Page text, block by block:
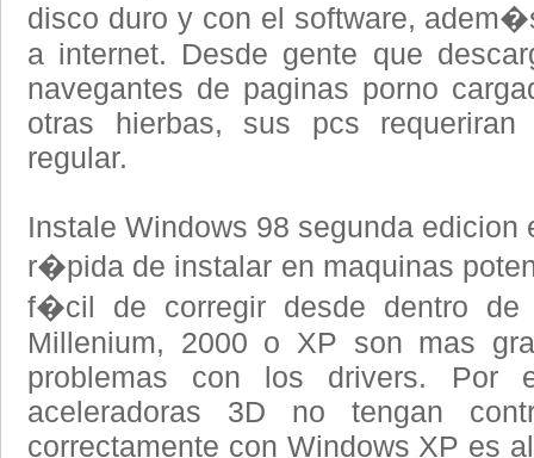
disco duro y con el software,
a internet. Desde gente que
navegantes de paginas porno
otras hierbas, sus pcs requeriran
regular.
Instale Windows 98 segunda
r�pida de instalar en maquinas
f�cil de corregir desde dentro de
Millenium, 2000 o XP son mas
problemas con los drivers. Por
aceleradoras 3D no tengan
correctamente con Windows XP es